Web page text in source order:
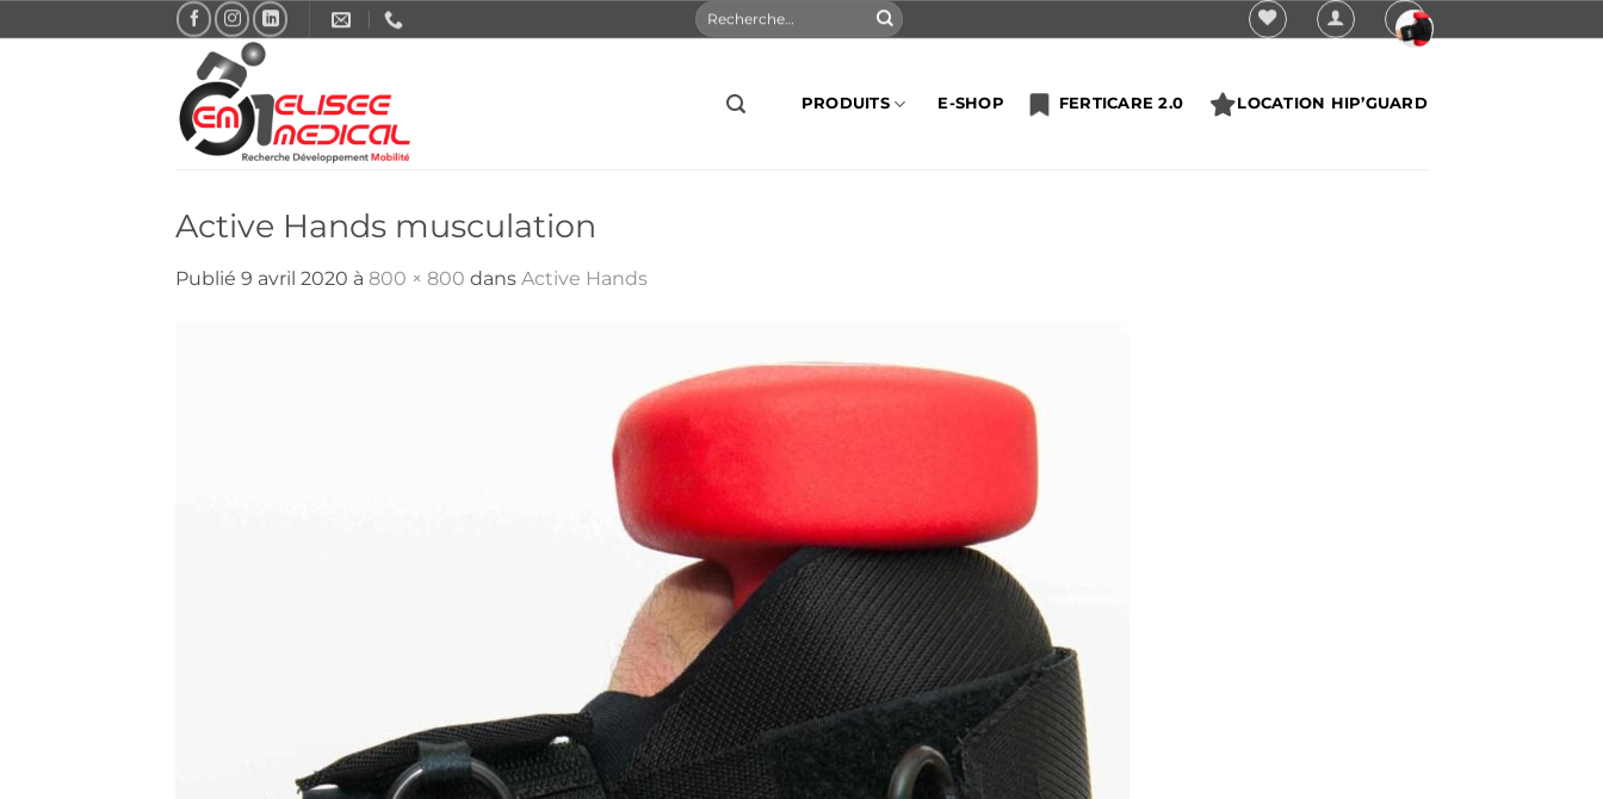
au
Recherche
pour :
PRODUITS E-SHOP FERTICARE 2.0 LOCATION HIP’GUARD
Active Hands musculation
Publié 9 avril 2020 à 800 × 800 dans Active Hands